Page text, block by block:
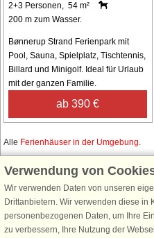
2+3 Personen, 54 m²
200 m zum Wasser.
Bønnerup Strand Ferienpark mit
Pool, Sauna, Spielplatz, Tischtennis,
Billard und Minigolf. Ideal für Urlaub
mit der ganzen Familie.
ab 390 €
Alle Ferienhäuser in der Umgebung.
Schließen Sie sich 100.000
Erhalten Sie einen
Ferienhausurlaub - melden Sie sich
Verwendung von
Wir verwenden Daten von unseren
Drittanbietern. Wir verwenden diese in
personenbezogenen Daten, um Ihre
zu verbessern, Ihre Nutzung der